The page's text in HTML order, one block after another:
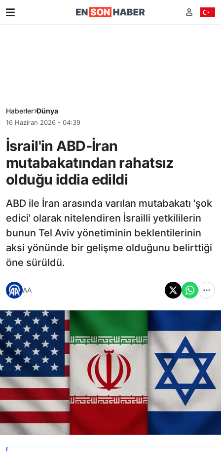
Haberler Dünya
16 Haziran 2026 - 04:39
İsrail'in ABD-İran
mutabakatından rahatsız
olduğu iddia edildi
ABD ile İran arasında varılan mutabakatı 'şok
edici' olarak nitelendiren İsrailli yetkililerin
bunun Tel Aviv yönetiminin beklentilerinin
aksi yönünde bir gelişme olduğunu belirttiği
öne sürüldü.
AA